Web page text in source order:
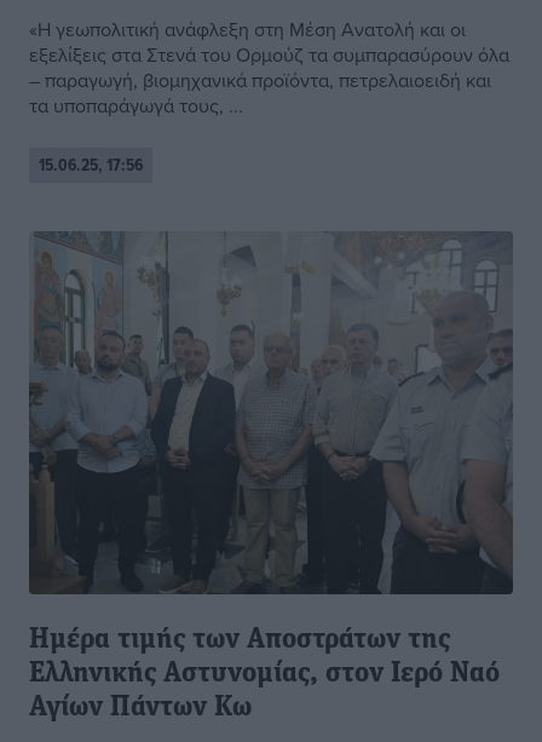
«H γεωπολιτική ανάφλεξη στη Μέση Ανατολή και οι
εξελίξεις στα Στενά του Ορμούζ τα συμπαρασύρουν όλα
– παραγωγή, βιομηχανικά προϊόντα, πετρελαιοειδή και
τα υποπαράγωγά τους, ...
15.06.25, 17:56
Ημέρα τιμής των Αποστράτων της
Ελληνικής Αστυνομίας, στον Ιερό Ναό
Αγίων Πάντων Κω